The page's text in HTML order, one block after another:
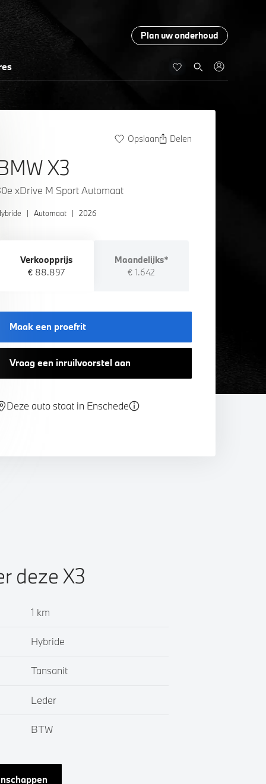
Plan uw onderhoud
Opslaan Delen
X3
xDrive M Sport Automaat
| Automaat | 2026
Verkoopprijs
€ 88.897
Maandelijks*
€ 1.642
Maak een proefrit
Vraag een inruilvoorstel aan
Deze auto staat in Enschede
deze X3
1 km
Hybride
Tansanit
Leder
BTW